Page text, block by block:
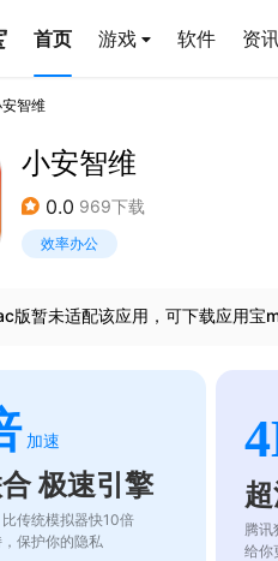
首页 游戏 软件 资
智维
小安智维
0.0 969下载
效率办公
版暂未适配该应用，可下载应用宝
加速
极速引擎
传统模拟器快10倍
保护你的隐私
腾讯
给你